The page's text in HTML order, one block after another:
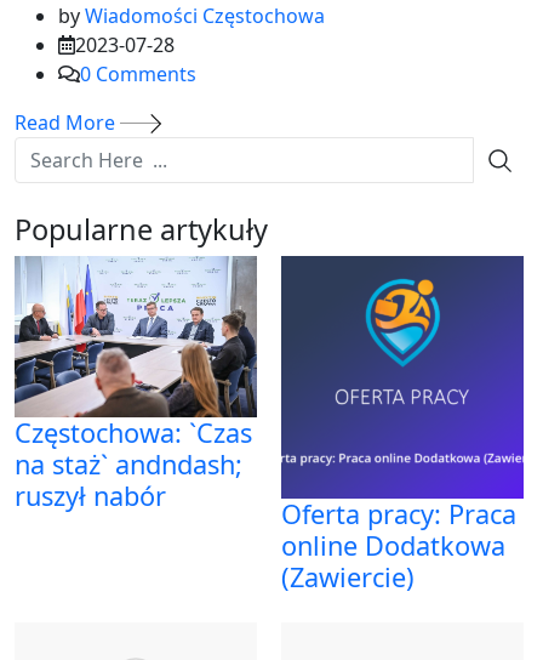
byWiadomości Częstochowa
2023-07-28
0 Comments
Read More
Popularne artykuły
Częstochowa: `Czas
na staż` andndash;
ruszył nabór
Oferta pracy: Praca
online Dodatkowa
(Zawiercie)